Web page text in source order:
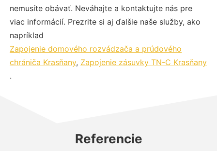
nemusíte obávať. Neváhajte a kontaktujte nás pre
viac informácií. Prezrite si aj ďalšie naše služby, ako
napríklad
Zapojenie domového rozvádzača a prúdového
chrániča Krasňany, Zapojenie zásuvky TN-C Krasňany
.
Referencie